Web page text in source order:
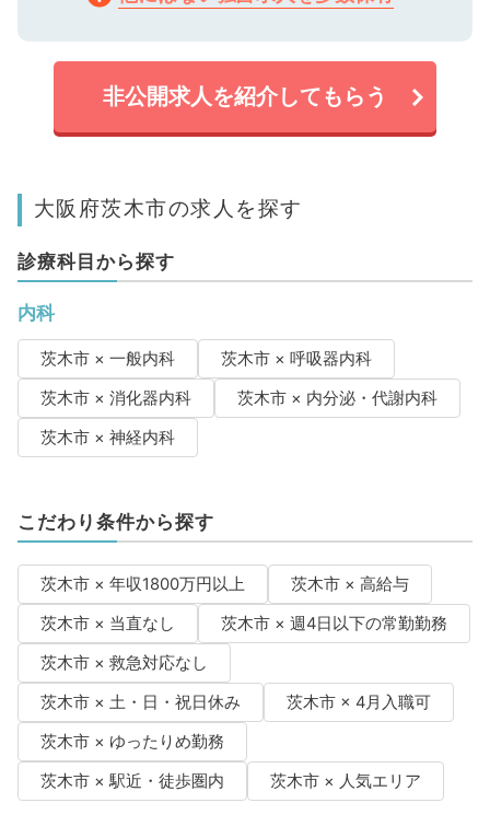
非公開求人を紹介してもらう
大阪府茨木市の求人を探す
診療科目から探す
内科
茨木市 × 一般内科
茨木市 × 呼吸器内科
茨木市 × 消化器内科
茨木市 × 内分泌・代謝内科
茨木市 × 神経内科
こだわり条件から探す
茨木市 × 年収1800万円以上
茨木市 × 高給与
茨木市 × 当直なし
茨木市 × 週4日以下の常勤勤務
茨木市 × 救急対応なし
茨木市 × 土・日・祝日休み
茨木市 × 4月入職可
茨木市 × ゆったりめ勤務
茨木市 × 駅近・徒歩圏内
茨木市 × 人気エリア